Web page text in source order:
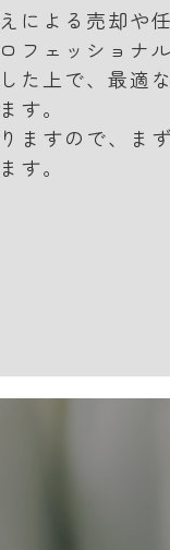
による売却や
フェッショナ
た上で、最適
す。
ますので、ま
す。